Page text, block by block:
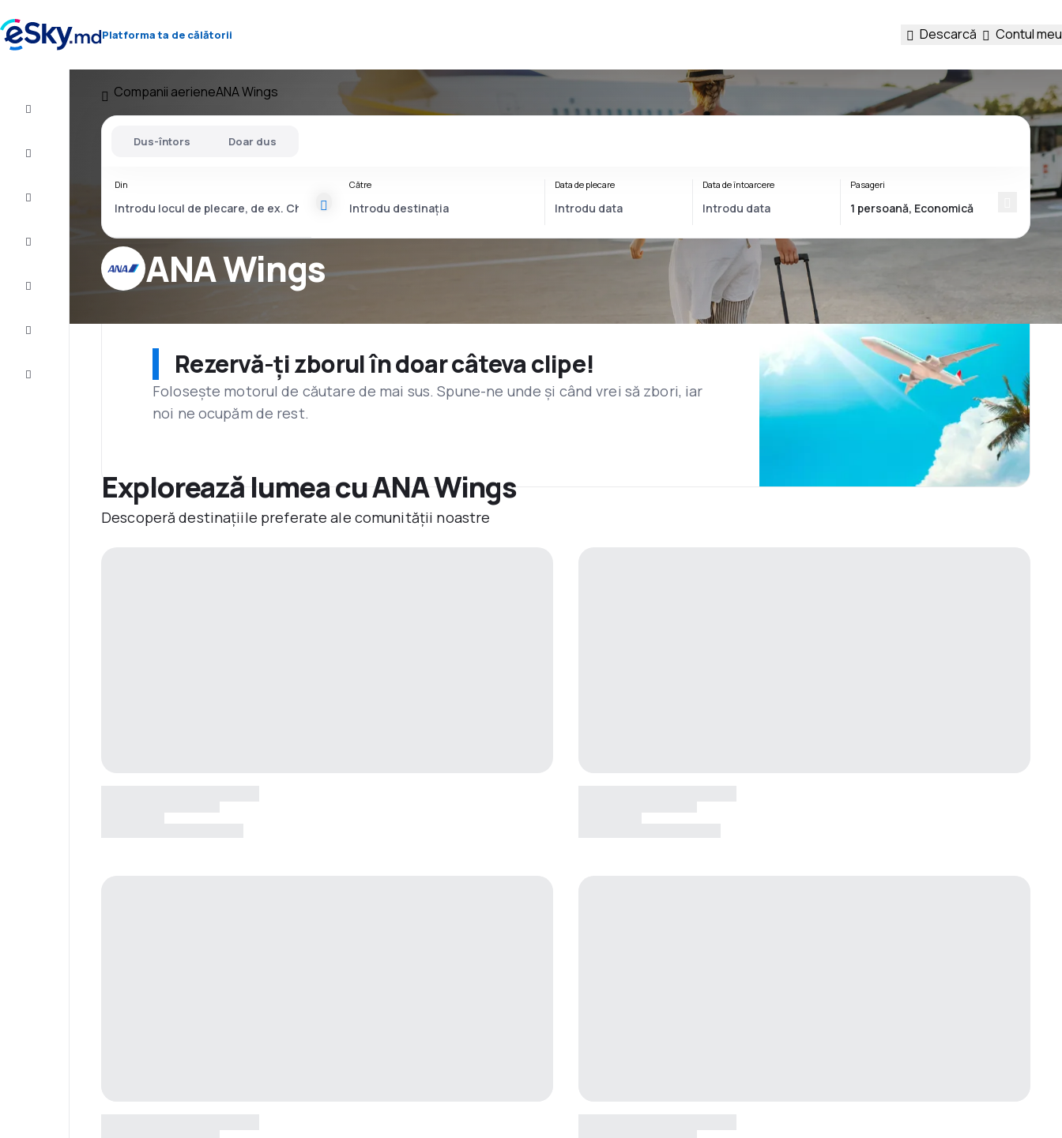
Platforma ta de călătorii Descarcă Contul meu
Inspiraţie şi
Companii aerieneANA Wings
ANA Wings
Dus-întors Doar dus
Din Către Data de plecare Data de întoarcere Pasageri
Rezervă-ți zborul în doar câteva clipe!
Folosește motorul de căutare de mai sus. Spune-ne unde și când vrei să zbori, iar
noi ne ocupăm de rest.
Explorează lumea cu ANA Wings
Descoperă destinațiile preferate ale comunității noastre